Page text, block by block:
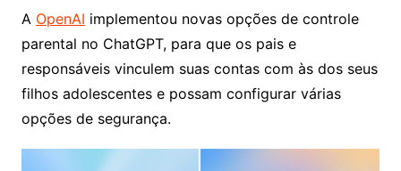
A OpenAI implementou novas opções de controle
parental no ChatGPT, para que os pais e
responsáveis vinculem suas contas com às dos seus
filhos adolescentes e possam configurar várias
opções de segurança.